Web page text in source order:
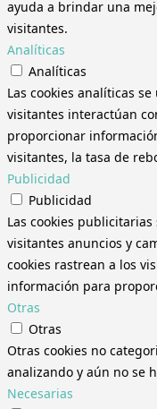
ayuda a brindar una
visitantes.
Analíticas
Analíticas
Las cookies analíticas
visitantes interactúan
proporcionar
visitantes, la tasa de
Publicidad
Publicidad
Las cookies
visitantes anuncios y
cookies rastrean a los
información para
Otras
Otras
Otras cookies no
analizando y aún no se
Necesarias